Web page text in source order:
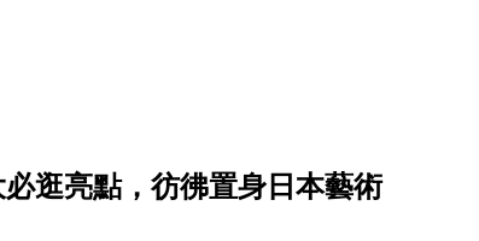
逛亮點，彷彿置身日本藝術